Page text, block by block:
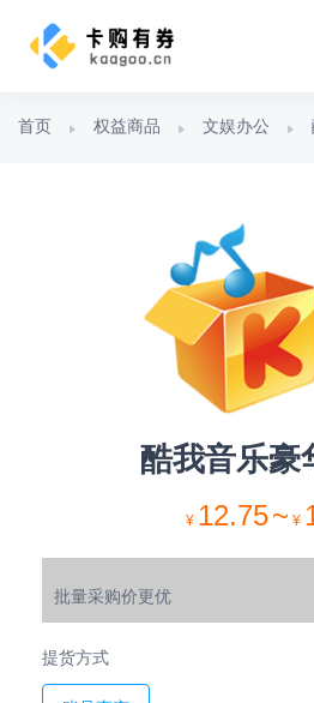
首页 权益商品 文娱办公
酷我音乐豪
¥ 12.75~ ¥
批量采购价更优
提货方式